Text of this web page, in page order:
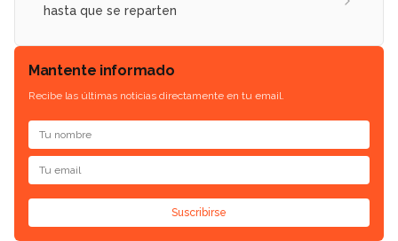
hasta que se reparten
Mantente informado
Recibe las últimas noticias directamente en tu email.
Suscribirse